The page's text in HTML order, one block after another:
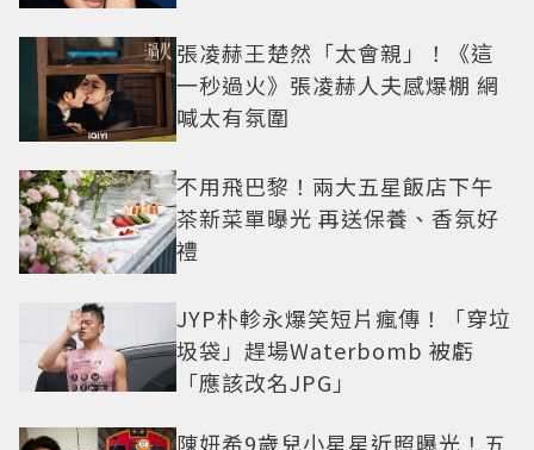
張凌赫王楚然「太會親」！《這
一秒過火》張凌赫人夫感爆棚 網
喊太有氛圍
不用飛巴黎！兩大五星飯店下午
茶新菜單曝光 再送保養、香氛好
禮
JYP朴軫永爆笑短片瘋傳！「穿垃
圾袋」趕場Waterbomb 被虧
「應該改名JPG」
陳妍希9歲兒小星星近照曝光！五